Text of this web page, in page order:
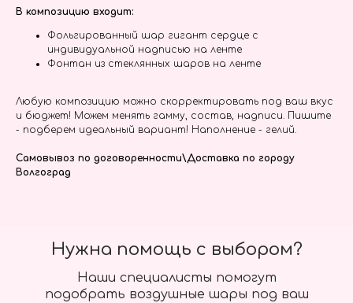
В композицию входит:
Фольгированный шар гигант сердце с
индивидуальной надписью на ленте
Фонтан из стеклянных шаров на ленте
Любую композицию можно скорректировать под ваш вкус
и бюджет! Можем менять гамму, состав, надписи. Пишите
- подберем идеальный вариант! Наполнение - гелий.
Самовывоз по договоренности\Доставка по городу
Волгоград
Наши специалисты помогут
подобрать воздушные шары под ваш
Нужна помощь с выбором?